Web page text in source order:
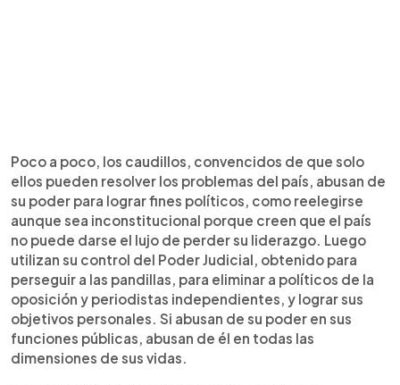
Poco a poco, los caudillos, convencidos de que solo
ellos pueden resolver los problemas del país, abusan de
su poder para lograr fines políticos, como reelegirse
aunque sea inconstitucional porque creen que el país
no puede darse el lujo de perder su liderazgo. Luego
utilizan su control del Poder Judicial, obtenido para
perseguir a las pandillas, para eliminar a políticos de la
oposición y periodistas independientes, y lograr sus
objetivos personales. Si abusan de su poder en sus
funciones públicas, abusan de él en todas las
dimensiones de sus vidas.